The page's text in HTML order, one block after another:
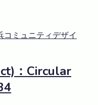
コミュニティデザイ
：Circular